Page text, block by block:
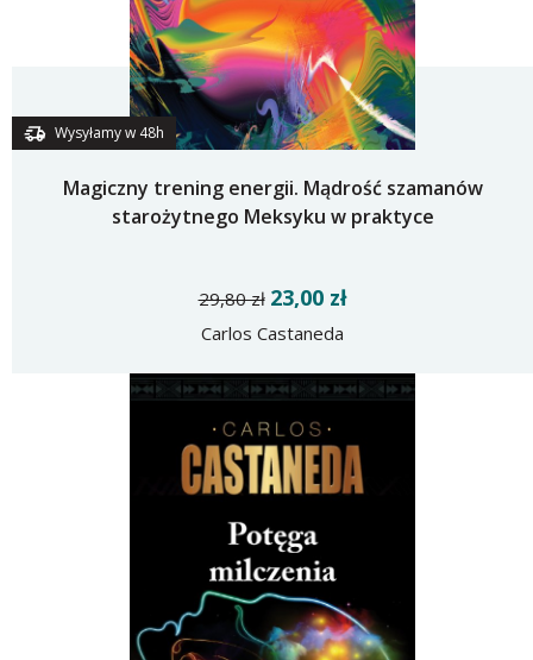
Wysyłamy w 48h
Magiczny trening energii. Mądrość szamanów
starożytnego Meksyku w praktyce
29,80 zł 23,00 zł
Carlos Castaneda